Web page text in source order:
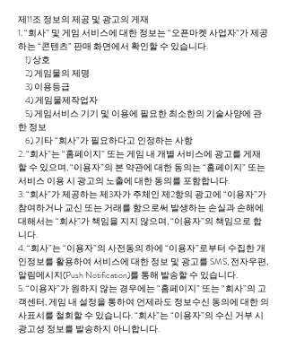
제11조 정보의 제공 및 광고의 게재
1. “회사” 및 게임 서비스에 대한 정보는 “오픈마켓 사업자”가 제공
하는 “콘텐츠” 판매 화면에서 확인할 수 있습니다.
1) 상호
2) 게임물의 제명
3) 이용등급
4) 게임물제작업자
5) 게임서비스 기기 및 이용에 필요한 최소한의 기술사양에 관
한 정보
6) 기타 “회사”가 필요하다고 인정하는 사항
2. “회사”는 “홈페이지” 또는 게임 내 개별 서비스에 광고를 게재
할 수 있으며, “이용자”의 본 약관에 대한 동의는 “홈페이지” 또는
서비스 이용 시 광고의 노출에 대한 동의를 포함합니다.
3. “회사”가 제공하는 제3자가 주체인 제2항의 광고에 “이용자”가
참여하거나 교신 또는 거래를 함으로써 발생하는 손실과 손해에
대해서는 “회사”가 책임을 지지 않으며, “이용자”의 책임으로 합
니다.
4. “회사”는 “이용자”의 사전동의 하에 “이용자”로부터 수집한 개
인정보를 활용하여 서비스에 대한 정보 및 광고를 SMS, 전자우편,
알림메시지(Push Notification)를 통해 발송할 수 있습니다.
5. “이용자”가 원하지 않는 경우에는 “홈페이지” 또는 “회사”의 고
객센터, 게임 내 설정을 통하여 언제라도 정보수신 동의에 대한 의
사표시를 철회할 수 있습니다. “회사”는 “이용자”의 수신 거부 시
광고성 정보를 발송하지 아니합니다.